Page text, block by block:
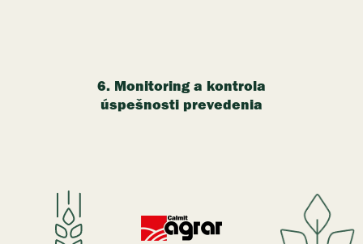
6. Monitoring a kontrola
úspešnosti prevedenia